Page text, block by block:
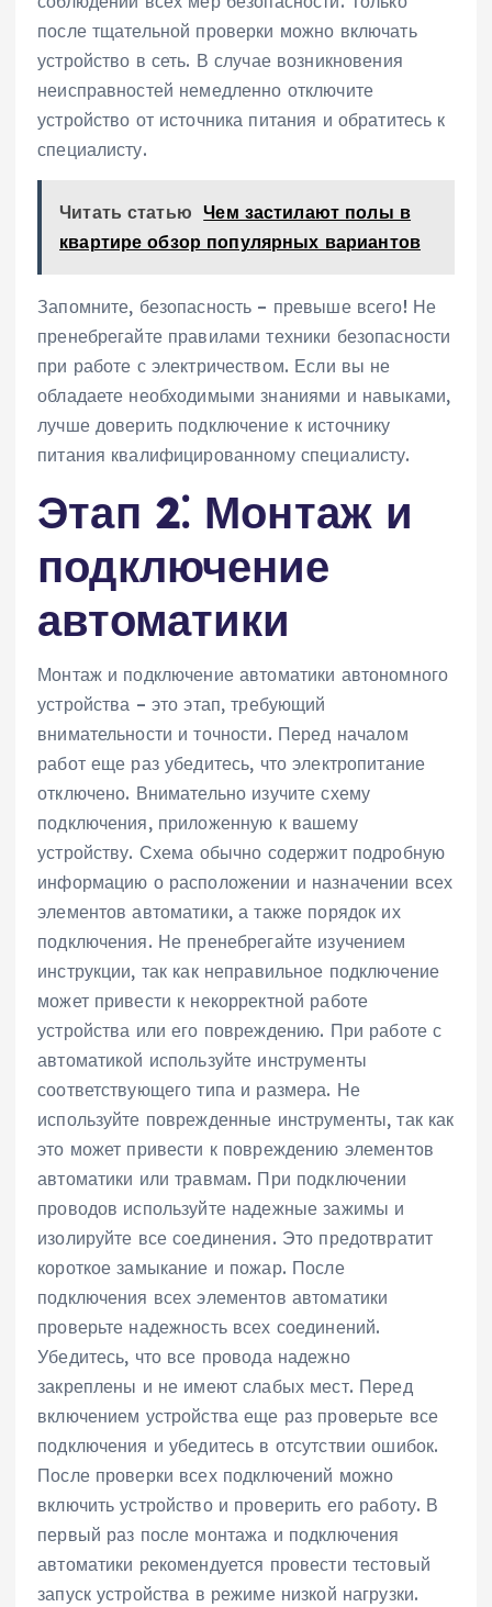
после тщательной проверки можно включать
устройство в сеть. В случае возникновения
неисправностей немедленно отключите
устройство от источника питания и обратитесь к
специалисту.
Читать статью Чем застилают полы в
квартире обзор популярных вариантов
Запомните‚ безопасность – превыше всего! Не
пренебрегайте правилами техники безопасности
при работе с электричеством. Если вы не
обладаете необходимыми знаниями и навыками‚
лучше доверить подключение к источнику
питания квалифицированному специалисту.
Этап 2⁚ Монтаж и
подключение
автоматики
Монтаж и подключение автоматики автономного
устройства – это этап‚ требующий
внимательности и точности. Перед началом
работ еще раз убедитесь‚ что электропитание
отключено. Внимательно изучите схему
подключения‚ приложенную к вашему
устройству. Схема обычно содержит подробную
информацию о расположении и назначении всех
элементов автоматики‚ а также порядок их
подключения. Не пренебрегайте изучением
инструкции‚ так как неправильное подключение
может привести к некорректной работе
устройства или его повреждению. При работе с
автоматикой используйте инструменты
соответствующего типа и размера. Не
используйте поврежденные инструменты‚ так как
это может привести к повреждению элементов
автоматики или травмам. При подключении
проводов используйте надежные зажимы и
изолируйте все соединения. Это предотвратит
короткое замыкание и пожар. После
подключения всех элементов автоматики
проверьте надежность всех соединений.
Убедитесь‚ что все провода надежно
закреплены и не имеют слабых мест. Перед
включением устройства еще раз проверьте все
подключения и убедитесь в отсутствии ошибок.
После проверки всех подключений можно
включить устройство и проверить его работу. В
первый раз после монтажа и подключения
автоматики рекомендуется провести тестовый
запуск устройства в режиме низкой нагрузки.